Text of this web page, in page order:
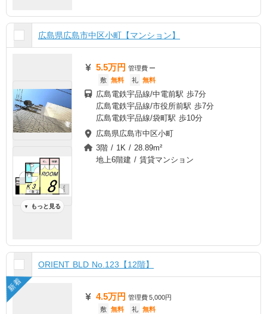
広島県広島市中区小町【マンション】
▼ もっと見る
5.5万円 管理費 ー
敷 無料 礼 無料
広島電鉄宇品線/中電前駅 歩7分
広島電鉄宇品線/市役所前駅 歩7分
広島電鉄宇品線/袋町駅 歩10分
広島県広島市中区小町
3階 / 1K / 28.89m²
地上6階建 / 賃貸マンション
ORIENT BLD No.123【12階】
新着
4.5万円 管理費5,000円
敷 無料 礼 無料